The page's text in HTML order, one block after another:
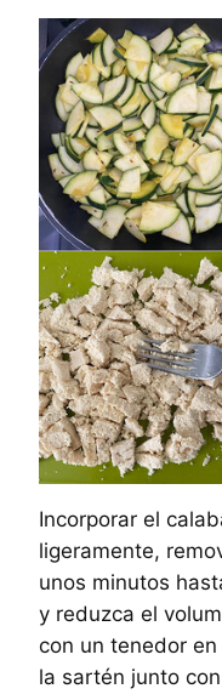
Incorporar el
ligeramente,
unos minutos
y reduzca el
con un tenedor
la sartén junto